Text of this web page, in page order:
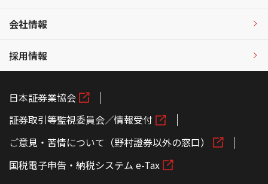
会社情報
採用情報
日本証券業協会
証券取引等監視委員会／情報受付
ご意見・苦情について（野村證券以外の窓口）
国税電子申告・納税システム e-Tax